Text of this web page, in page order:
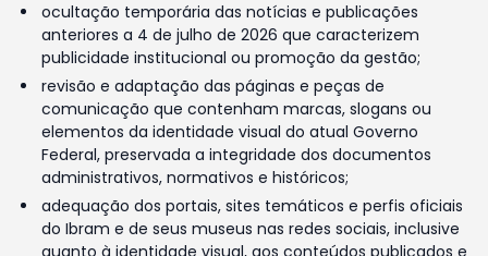
ocultação temporária das notícias e publicações
anteriores a 4 de julho de 2026 que caracterizem
publicidade institucional ou promoção da gestão;
revisão e adaptação das páginas e peças de
comunicação que contenham marcas, slogans ou
elementos da identidade visual do atual Governo
Federal, preservada a integridade dos documentos
administrativos, normativos e históricos;
adequação dos portais, sites temáticos e perfis oficiais
do Ibram e de seus museus nas redes sociais, inclusive